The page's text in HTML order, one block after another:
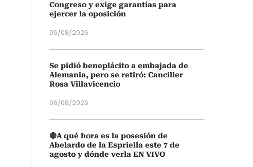
Congreso y exige garantías para
ejercer la oposición
06/08/2026
Se pidió beneplácito a embajada de
Alemania, pero se retiró: Canciller
Rosa Villavicencio
06/08/2026
🔴A qué hora es la posesión de
Abelardo de la Espriella este 7 de
agosto y dónde verla EN VIVO